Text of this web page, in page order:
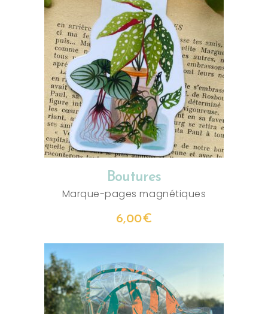
AJOUTER AU PANIER
Boutures
Marque-pages magnétiques
6,00€